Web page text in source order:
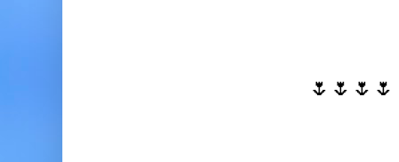
🌷🌷🌷🌷